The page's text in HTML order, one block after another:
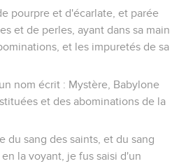
pourpre et d'écarlate, et parée
et de perles, ayant dans sa main
et les impuretés de sa
nom écrit : Mystère, Babylone
et des abominations de la
du sang des saints, et du sang
la voyant, je fus saisi d'un